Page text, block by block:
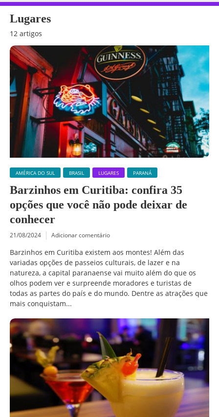
Lugares
12 artigos
AMÉRICA DO SUL BRASIL LUGARES PARANÁ
Barzinhos em Curitiba: confira 35
opções que você não pode deixar de
conhecer
21/08/2024 Adicionar comentário
Barzinhos em Curitiba existem aos montes! Além das
variadas opções de passeios culturais, de lazer e na
natureza, a capital paranaense vai muito além do que os
olhos podem ver e surpreende moradores e turistas de
todas as partes do país e do mundo. Dentre as atrações que
mais conquistam...